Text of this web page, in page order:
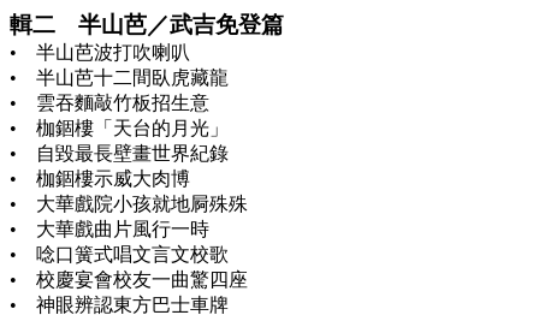
輯二 半山芭／武吉免登篇
• 半山芭波打吹喇叭
• 半山芭十二間臥虎藏龍
• 雲吞麵敲竹板招生意
• 枷錮樓「天台的月光」
• 自毀最長壁畫世界紀錄
• 枷錮樓示威大肉博
• 大華戲院小孩就地屙殊殊
• 大華戲曲片風行一時
• 唸口簧式唱文言文校歌
• 校慶宴會校友一曲驚四座
• 神眼辨認東方巴士車牌